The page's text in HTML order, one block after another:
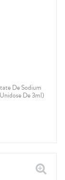
De Sodium
De 3ml)